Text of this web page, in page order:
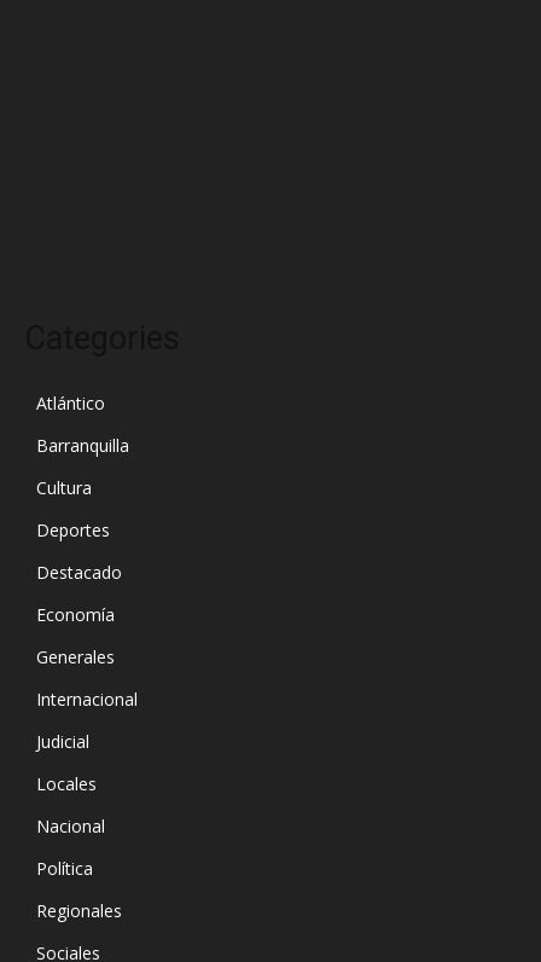
Atlántico
Barranquilla
Cultura
Deportes
Destacado
Economía
Generales
Internacional
Judicial
Locales
Nacional
Política
Regionales
Sociales